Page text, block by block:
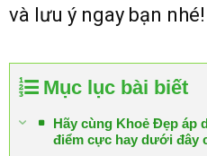
và lưu ý ngay bạn nhé!
Mục lục bài biết
Hãy cùng Khoẻ Đẹp áp
điểm cực hay dưới đây